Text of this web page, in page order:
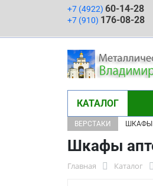
+7 (4922) 60-14-28
+7 (910) 176-08-28
КАТАЛОГ
ВЕРСТАКИ ШКАФЫ
Шкафы
Главная Каталог